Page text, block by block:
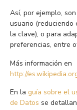
Así, por ejemplo,
usuario (reduciendo
la clave), o para
preferencias, entre
Más información en
http://
En la guía sobre el
de Datos se